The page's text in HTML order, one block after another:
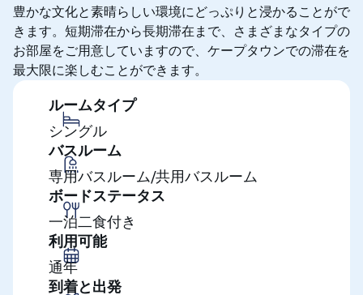
豊かな文化と素晴らしい環境にどっぷりと浸かることがで
きます。短期滞在から長期滞在まで、さまざまなタイプの
お部屋をご用意していますので、ケープタウンでの滞在を
最大限に楽しむことができます。
ルームタイプ
シングル
バスルーム
専用バスルーム/共用バスルーム
ボードステータス
一泊二食付き
利用可能
通年
到着と出発